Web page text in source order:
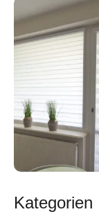
Kategorien